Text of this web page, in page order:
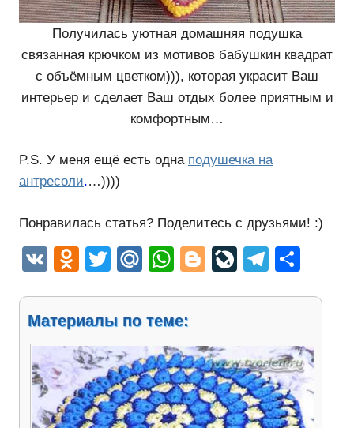
Получилась уютная домашняя подушка
связанная крючком из мотивов бабушкин квадрат
с объёмным цветком))), которая украсит Ваш
интерьер и сделает Ваш отдых более приятным и
комфортным…
P.S. У меня ещё есть одна подушечка на
антресоли.…))))
Понравилась статья? Поделитесь с друзьями! :)
VK Odnoklassniki
TwitterMail.Ru
WhatsApp
Blogger
Материалы по теме: